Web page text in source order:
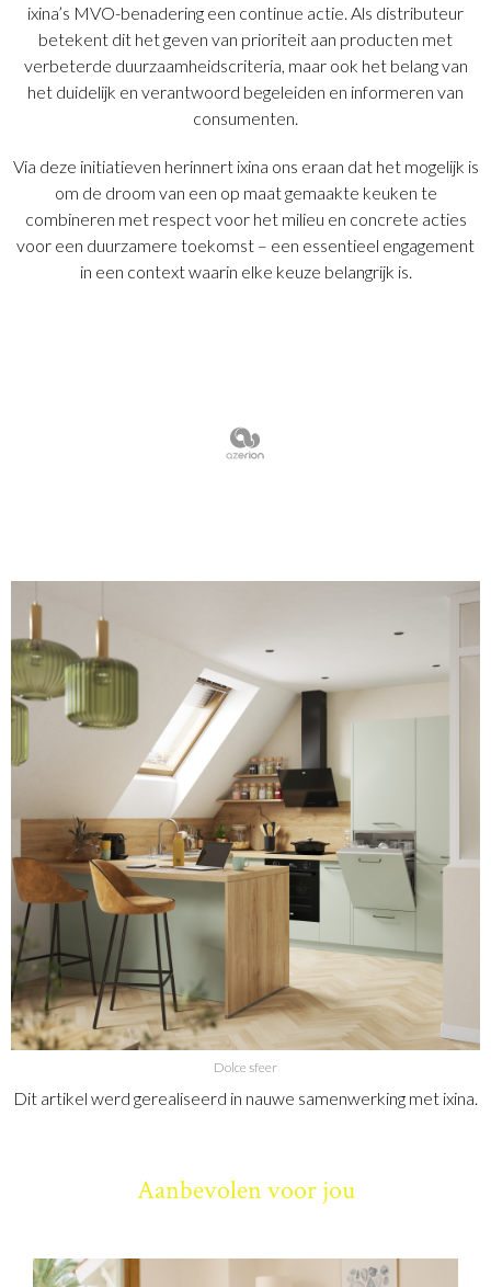
ixina’s MVO-benadering een continue actie. Als distributeur
betekent dit het geven van prioriteit aan producten met
verbeterde duurzaamheidscriteria, maar ook het belang van
het duidelijk en verantwoord begeleiden en informeren van
consumenten.
Via deze initiatieven herinnert ixina ons eraan dat het mogelijk is
om de droom van een op maat gemaakte keuken te
combineren met respect voor het milieu en concrete acties
voor een duurzamere toekomst – een essentieel engagement
in een context waarin elke keuze belangrijk is.
Dolce sfeer
Dit artikel werd gerealiseerd in nauwe samenwerking met ixina.
Aanbevolen voor jou